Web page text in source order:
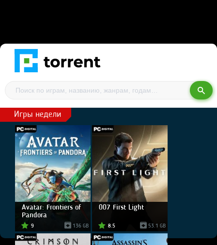
Игры недели
Avatar: Frontiers of
Pandora
9 136 GB
007 First Light
8.5 53.1 GB